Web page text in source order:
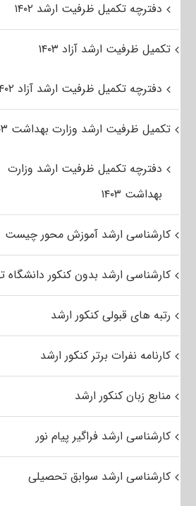
دفترچه تکمیل ظرفیت ارشد ۱۴۰۲
تکمیل ظرفیت ارشد آزاد ۱۴۰۳
دفترچه تکمیل ظرفیت ارشد آزاد ۱۴۰۲
تکمیل ظرفیت ارشد وزارت بهداشت ۱۴۰۳
دفترچه تکمیل ظرفیت ارشد وزارت
بهداشت ۱۴۰۳
کارشناسی ارشد آموزش محور چیست
کارشناسی ارشد بدون کنکور دانشگاه
رتبه های قبولی کنکور ارشد
کارنامه نفرات برتر کنکور ارشد
منابع زبان کنکور ارشد
کارشناسی ارشد فراگیر پیام نور
کارشناسی ارشد سوابق تحصیلی